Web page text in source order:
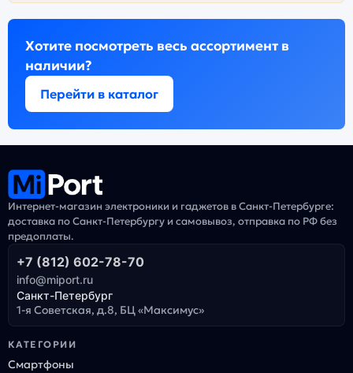
Хотите посмотреть весь ассортимент в
наличии?
Перейти в каталог
Интернет-магазин электроники и гаджетов в Санкт-Петербурге:
доставка по Санкт-Петербургу и самовывоз, отправка по РФ без
предоплаты.
+7 (812) 602-78-70
info@miport.ru
Санкт-Петербург
1-я Советская, д.8, БЦ «Максимус»
КАТЕГОРИИ
Смартфоны